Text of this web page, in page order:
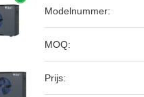
Modelnummer:
MOQ:
Prijs: